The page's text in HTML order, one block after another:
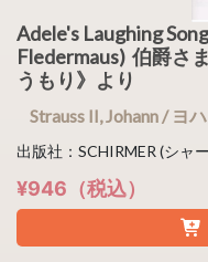
Adele's Laughing
Fledermaus) 伯爵さ
うもり》より
Strauss II, Johann / ヨ
出版社：SCHIRMER (シャ
¥946（税込）